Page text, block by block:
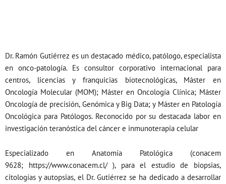
Dr. Ramón Gutiérrez es un destacado médico, patólogo, especialista
en onco-patología. Es consultor corporativo internacional para
centros, licencias y franquicias biotecnológicas, Máster en
Oncología Molecular (MOM); Máster en Oncología Clínica; Máster
Oncología de precisión, Genómica y Big Data; y Máster en Patología
Oncológica para Patólogos. Reconocido por su destacada labor en
investigación teranóstica del cáncer e inmunoterapia celular
Especializado en Anatomía Patológica (conacem
9628; https://www.conacem.cl/), para el estudio de biopsias,
citologías y autopsias, el Dr. Gutiérrez se ha dedicado a desarrollar